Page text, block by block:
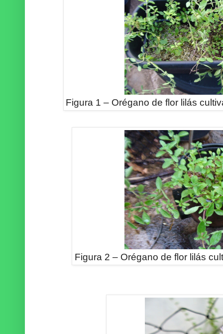
Figura 1 – Orégano de flor lilás
Figura 2 – Orégano de flor lilás